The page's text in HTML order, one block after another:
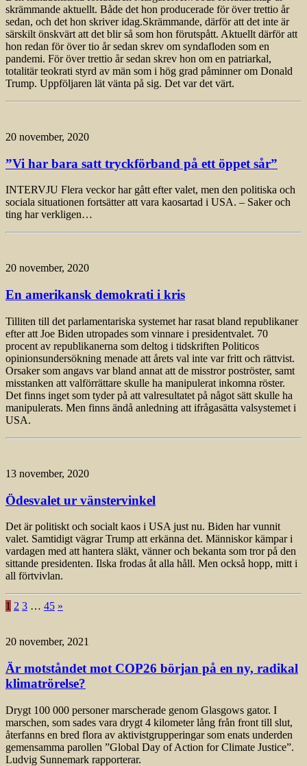
skrämmande aktuellt. Både det hon producerade för över trettio år
sedan, och det hon skriver idag.Skrämmande, därför att det inte är
särskilt önskvärt att det blir så som hon förutspått. Aktuellt därför att
hon redan för över tio år sedan skrev om syndafloden som en
pandemi. För över trettio år sedan skrev hon om en patriarkal,
totalitär teokrati styrd av män som i hög grad påminner om Donald
Trump. Uppföljaren lät vänta på sig. Det var det värt.
20 november, 2020
”Vi har bara satt tryckförband på ett öppet sår”
INTERVJU Flera veckor har gått efter valet, men den politiska och
sociala situationen fortsätter att vara kaosartad i USA. – Saker och
ting har verkligen…
20 november, 2020
En amerikansk demokrati i kris
Tilliten till det parlamentariska systemet har rasat bland republikaner
efter att Joe Biden utropades som vinnare i presidentvalet. 70
procent av republikanerna som deltog i tidskriften Politicos
opinionsundersökning menade att årets val inte var fritt och rättvist.
Orsaker som angavs var bland annat att de misstror poströster, samt
misstanken att valförrättare skulle ha manipulerat inkomna röster.
Det finns inget som tyder på att valresultatet på något sätt skulle ha
manipulerats. Men finns ändå anledning att ifrågasätta valsystemet i
USA.
13 november, 2020
Ödesvalet ur vänstervinkel
Det är politiskt och socialt kaos i USA just nu. Biden har vunnit
valet. Samtidigt vägrar Trump att erkänna det. Människor kämpar i
vardagen med att hantera släkt, vänner och bekanta som tror på den
sittande presidenten. Ilska frodas åt alla håll. Men också hopp, mitt i
all förtvivlan.
1 2 3 … 45 »
20 november, 2021
Är motståndet mot COP26 början på en ny, radikal
klimatrörelse?
Drygt 100 000 personer marscherade genom Glasgows gator. I
marschen, som sades vara drygt 4 kilometer lång från front till slut,
återfanns en bred flora av aktivistgrupperingar som enats underden
gemensamma parollen ”Global Day of Action for Climate Justice”.
Ludvig Sunnemark rapporterar.